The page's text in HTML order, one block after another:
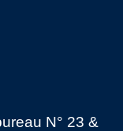
N° 23 &